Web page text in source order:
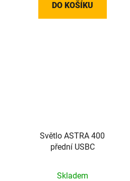
DO KOŠÍKU
Světlo ASTRA 400
přední USBC
Skladem